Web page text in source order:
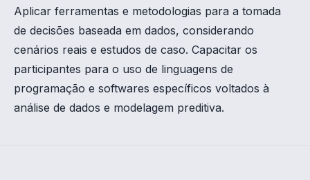
Aplicar ferramentas e metodologias para a tomada
de decisões baseada em dados, considerando
cenários reais e estudos de caso. Capacitar os
participantes para o uso de linguagens de
programação e softwares específicos voltados à
análise de dados e modelagem preditiva.